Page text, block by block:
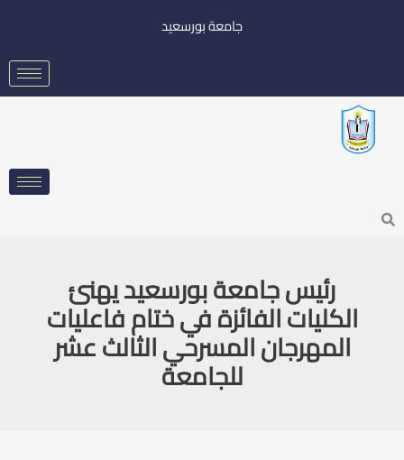
جامعة بورسعيد
Search
رئيس جامعة بورسعيد يهنئ
الكليات الفائزة في ختام فاعليات
المهرجان المسرحي الثالث عشر
للجامعة